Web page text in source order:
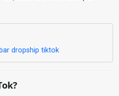
dropship tiktok